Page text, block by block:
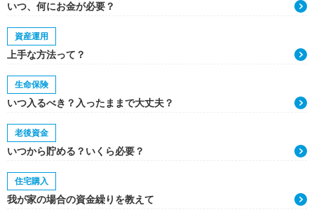
いつ、何にお金が必要？
資産運用
上手な方法って？
生命保険
いつ入るべき？入ったままで大丈夫？
老後資金
いつから貯める？いくら必要？
住宅購入
我が家の場合の資金繰りを教えて